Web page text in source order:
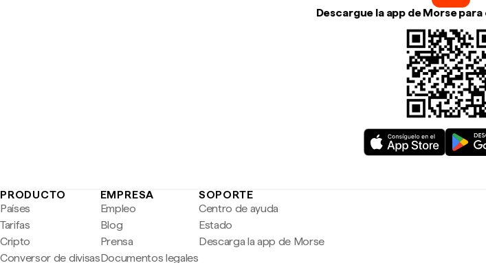
Descargue la app de Morse
PRODUCTO
Países
Tarifas
Cripto
Conversor de divisas
EMPRESA
Empleo
Blog
Prensa
Documentos legales
SOPORTE
Centro de ayuda
Estado
Descarga la app de Morse